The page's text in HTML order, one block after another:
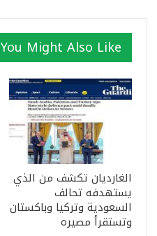
You Might Also Like
الغارديان تكشف من الذي
يستهدفه تحالف
السعودية وتركيا وباكستان
وتستقرأ مصيره